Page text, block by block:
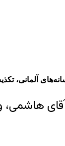
آلمانی،
هاشمی،